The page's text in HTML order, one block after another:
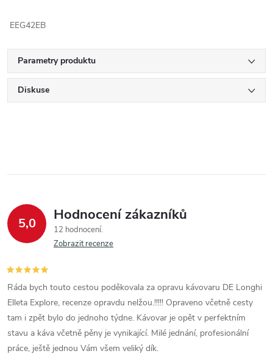
EEG42EB
Parametry produktu
Diskuse
5,0 Hodnocení zákazníků
12 hodnocení
Zobrazit recenze
Ráda bych touto cestou poděkovala za opravu kávovaru DE Longhi
Elleta Explore, recenze opravdu nelžou.!!!!! Opraveno včetně cesty
tam i zpět bylo do jednoho týdne. Kávovar je opět v perfektním
stavu a káva včetně pěny je vynikající. Milé jednání, profesionální
práce, ještě jednou Vám všem veliký dík.